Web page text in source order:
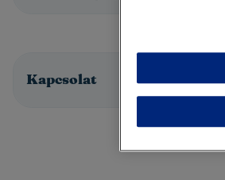
Kapcsolat